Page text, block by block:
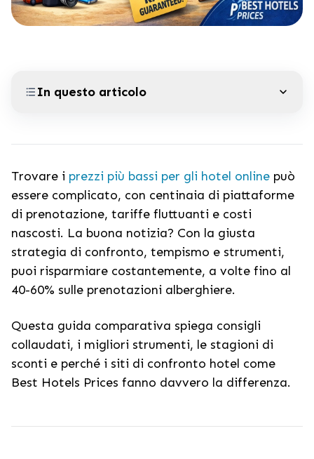
In questo articolo
Trovare i prezzi più bassi per gli hotel online può
essere complicato, con centinaia di piattaforme
di prenotazione, tariffe fluttuanti e costi
nascosti. La buona notizia? Con la giusta
strategia di confronto, tempismo e strumenti,
puoi risparmiare costantemente, a volte fino al
40-60% sulle prenotazioni alberghiere.
Questa guida comparativa spiega consigli
collaudati, i migliori strumenti, le stagioni di
sconti e perché i siti di confronto hotel come
Best Hotels Prices fanno davvero la differenza.